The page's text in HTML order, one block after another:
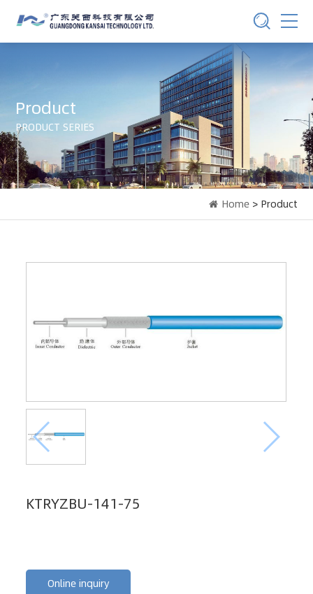
Product
PRODUCT SERIES
Home> Product
KTRYZBU-141-75
Online inquiry